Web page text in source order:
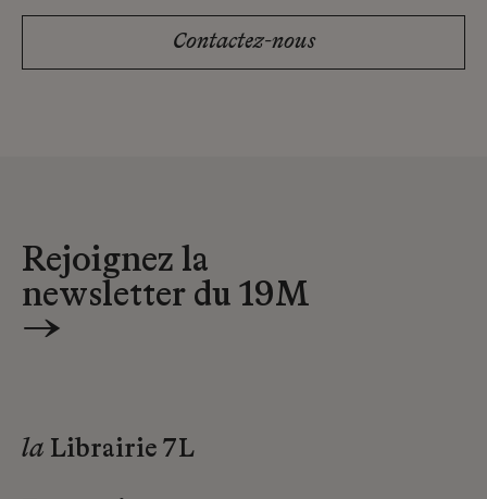
Contactez-nous
Rejoignez la
newsletter du 19M
→
la Librairie 7L